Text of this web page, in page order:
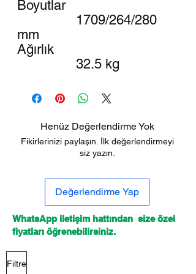
Boyutlar
1709/264/280
mm
Ağırlık
32.5 kg
Henüz Değerlendirme Yok
Fikirlerinizi paylaşın. İlk değerlendirmeyi
siz yazın.
Değerlendirme Yap
WhatsApp iletişim hattından size özel
fiyatları öğrenebilirsiniz.
Filtre